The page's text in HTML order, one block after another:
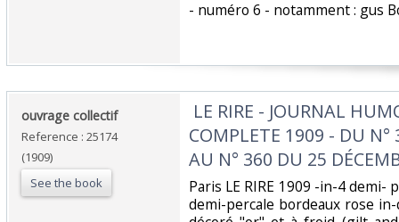
‎- numéro 6 - notamment : gus
‎ouvrage collectif ‎
Reference : 25174
(1909)
See the book
LE RIRE - JOURNAL
COMPLETE 1909 - DU N°
AU N° 360 DU 25
‎Paris LE RIRE 1909 -in-4
demi-percale bordeaux rose